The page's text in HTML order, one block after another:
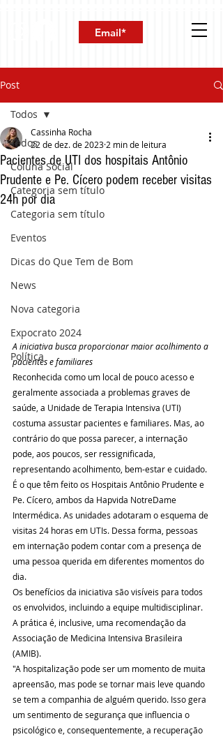
Post
Todos
Coluna Social
Categoria sem título
Categoria sem título
Eventos
Dicas do Que Tem de Bom
News
Nova categoria
Expocrato 2024
Política
Todos
Pacientes de UTI dos hospitais Antônio
Prudente e Pe. Cícero podem receber visitas
24h por dia
Cassinha Rocha
22 de dez. de 2023 2 min de leitura
A iniciativa busca proporcionar maior acolhimento a
pacientes e familiares
Reconhecida como um local de pouco acesso e
geralmente associada a problemas graves de
saúde, a Unidade de Terapia Intensiva (UTI)
costuma assustar pacientes e familiares. Mas, ao
contrário do que possa parecer, a internação
pode, aos poucos, ser ressignificada,
representando acolhimento, bem-estar e cuidado.
É o que têm feito os Hospitais Antônio Prudente e
Pe. Cícero, ambos da Hapvida NotreDame
Intermédica. As unidades adotaram o esquema de
visitas 24 horas em UTIs. Dessa forma, pessoas
em internação podem contar com a presença de
uma pessoa querida em diferentes momentos do
dia.
Os benefícios da iniciativa são visíveis para todos
os envolvidos, incluindo a equipe multidisciplinar.
A prática é, inclusive, uma recomendação da
Associação de Medicina Intensiva Brasileira
(AMIB).
"A hospitalização pode ser um momento de muita
apreensão, mas pode se tornar mais leve quando
se tem a companhia de alguém querido. Isso gera
um sentimento de segurança que influencia o
psicológico e, consequentemente, a recuperação